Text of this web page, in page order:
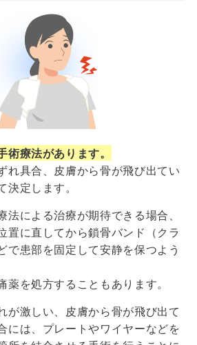
療法があります。
れ具合、皮膚から骨が飛び出てい
定します。
法による治療が期待できる場合、
置に直してから鎖骨バンド（クラ
で患部を固定して安静を保つよう
薬を処方することもあります。
が激しい、皮膚から骨が飛び出て
には、プレートやワイヤーなどを